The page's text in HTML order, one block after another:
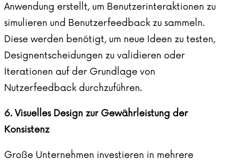
Anwendung erstellt, um Benutzerinteraktionen zu
simulieren und Benutzerfeedback zu sammeln.
Diese werden benötigt, um neue Ideen zu testen,
Designentscheidungen zu validieren oder
Iterationen auf der Grundlage von
Nutzerfeedback durchzuführen.
6. Visuelles Design zur Gewährleistung der
Konsistenz
Große Unternehmen investieren in mehrere